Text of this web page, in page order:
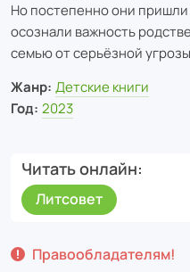
Но постепенно они
осознали важность
семью от серьёзной
Жанр: Детские книги
Год: 2023
Читать онлайн
Литсовет
Правообладателям!